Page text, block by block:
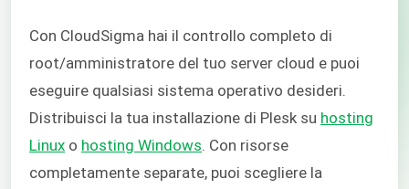
Con CloudSigma hai il controllo completo di
root/amministratore del tuo server cloud e puoi
eseguire qualsiasi sistema operativo desideri.
Distribuisci la tua installazione di Plesk su hosting
Linux o hosting Windows . Con risorse
completamente separate, puoi scegliere la